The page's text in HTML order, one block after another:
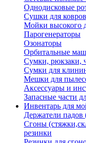
Однодисковые
Сушки для
Мойки высокого
Парогенераторы
Озонаторы
Орбитальные
Сумки, рюкзаки,
Сумки для
Мешки для
Аксессуары и
Запасные части
Инвентарь для
Держатели падов
Сгоны
резинки